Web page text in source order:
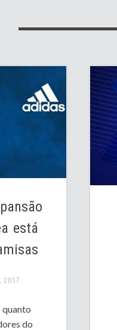
está
2017
quanto
do